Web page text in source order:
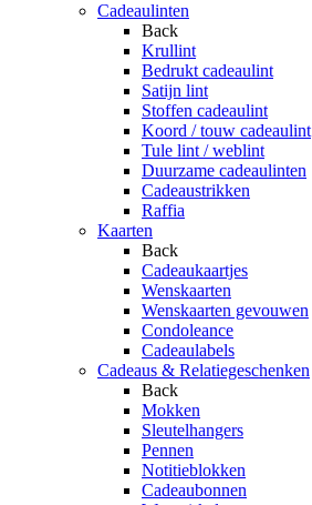
Cadeaulinten
Back
Krullint
Bedrukt cadeaulint
Satijn lint
Stoffen cadeaulint
Koord / touw cadeaulint
Tule lint / weblint
Duurzame cadeaulinten
Cadeaustrikken
Raffia
Kaarten
Back
Cadeaukaartjes
Wenskaarten
Wenskaarten gevouwen
Condoleance
Cadeaulabels
Cadeaus & Relatiegeschenken
Back
Mokken
Sleutelhangers
Pennen
Notitieblokken
Cadeaubonnen